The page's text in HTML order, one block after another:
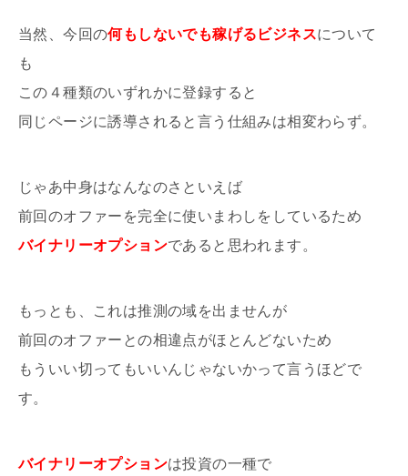
当然、今回の何もしないでも稼げるビジネスについて
も
この４種類のいずれかに登録すると
同じページに誘導されると言う仕組みは相変わらず。
じゃあ中身はなんなのさといえば
前回のオファーを完全に使いまわしをしているため
バイナリーオプションであると思われます。
もっとも、これは推測の域を出ませんが
前回のオファーとの相違点がほとんどないため
もういい切ってもいいんじゃないかって言うほどで
す。
バイナリーオプションは投資の一種で